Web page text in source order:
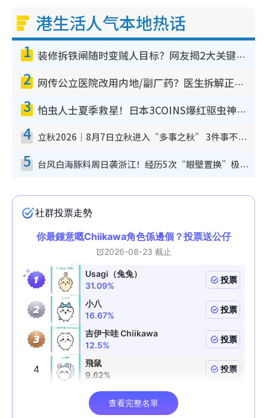
港生活人气本地热话
1 装修拆铁闸随时变贼人目标？网友揭2大关键用途：装新款等于白装？附新旧铁闸分别
2 网传公立医院改用内地/副厂药？医生拆解正副厂分别，揭4类人换药随时出事
3 怕虫人士夏季救星！日本3COINS爆红驱虫神器$45起 1招“全程免触碰”轻松搞定小强
4 立秋2026｜8月7日立秋进入“多事之秋” 3件事不可做！专家教6招开运 清杂物／钱包纳气接好运
5 台风白海豚料周日袭浙江！经历5次“眼壁置换”极罕见 成登陆内地最长途台风